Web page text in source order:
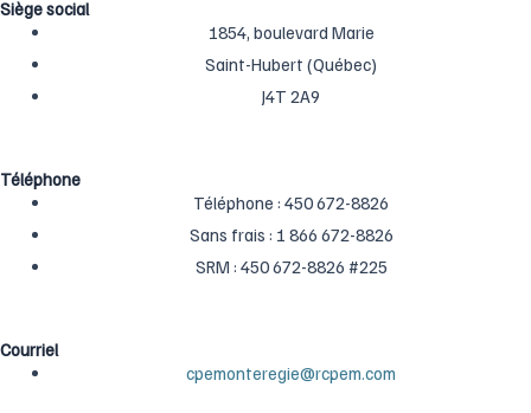
e
b
o
o
f
k
r
Siège social
1854, boulevard Marie
Saint-Hubert (Québec)
J4T 2A9
Téléphone
Téléphone : ‍450 ‍672-8826
Sans frais : ‍1 866 ‍672-8826
SRM : 450 672-8826 #225
Courriel
cpemonteregie@rcpem.com